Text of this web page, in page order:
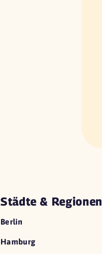
Städte & Regionen
Berlin
Hamburg